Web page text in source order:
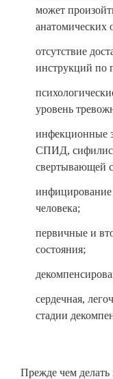
может
анатомических
отсутствие
инструкций по
уровень
инфекционные
СПИД, сифилис,
свертывающей
человека;
первичные и
состояния;
сердечная,
стадии
Прежде чем